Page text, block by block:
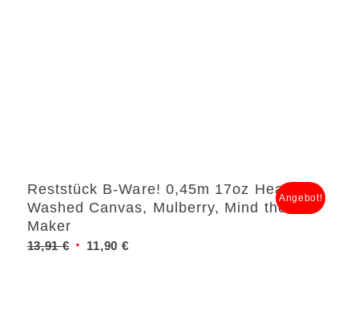
Reststück B-Ware! 0,45m 17oz Heavy
Washed Canvas, Mulberry, Mind the
Maker
13,91€ Ursprünglicher
11,90 €Aktueller
Angebot!